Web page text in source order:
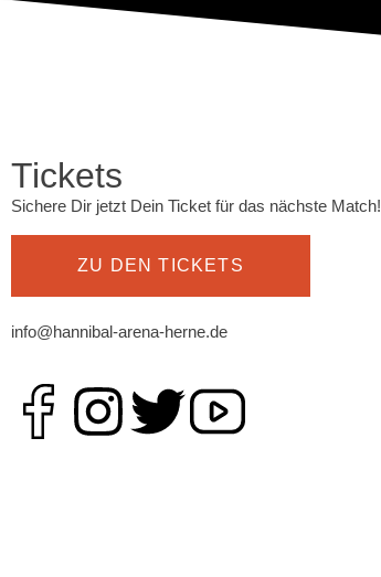
Tickets
Sichere Dir jetzt Dein Ticket für das nächste Match!
ZU DEN TICKETS
info@hannibal-arena-herne.de